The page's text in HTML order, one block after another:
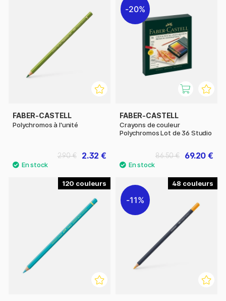
FABER-CASTELL
Polychromos à l'unité
2.32 €
2.90 €
20%
FABER-CASTELL
Crayons de couleur
Polychromos Lot de 36 Studio
69.20 €
86.50 €
120 48
11%